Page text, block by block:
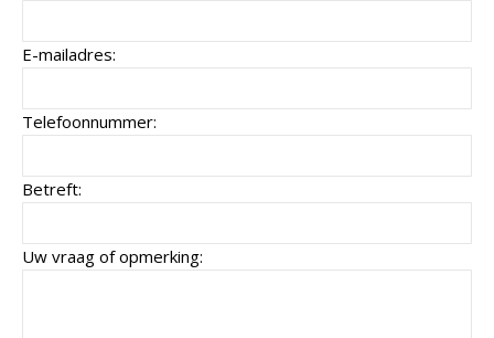
E-mailadres:
Telefoonnummer:
Betreft:
Uw vraag of opmerking: